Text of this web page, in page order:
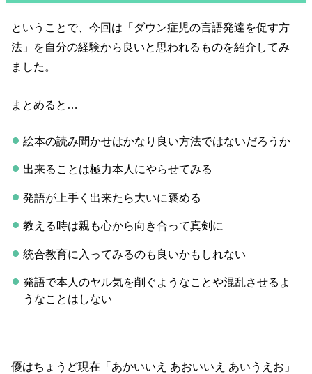
ということで、今回は「ダウン症児の言語発達を促す方
法」を自分の経験から良いと思われるものを紹介してみ
ました。
まとめると…
絵本の読み聞かせはかなり良い方法ではないだろうか
出来ることは極力本人にやらせてみる
発語が上手く出来たら大いに褒める
教える時は親も心から向き合って真剣に
統合教育に入ってみるのも良いかもしれない
発語で本人のヤル気を削ぐようなことや混乱させるよ
うなことはしない
優はちょうど現在「あかいいえ あおいいえ あいうえお」